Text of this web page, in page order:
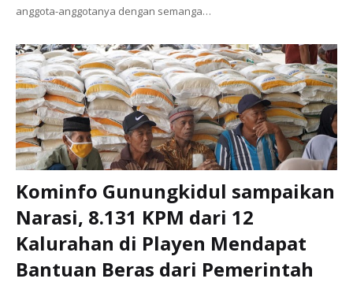
anggota-anggotanya dengan semanga…
Kominfo Gunungkidul sampaikan
Narasi, 8.131 KPM dari 12
Kalurahan di Playen Mendapat
Bantuan Beras dari Pemerintah